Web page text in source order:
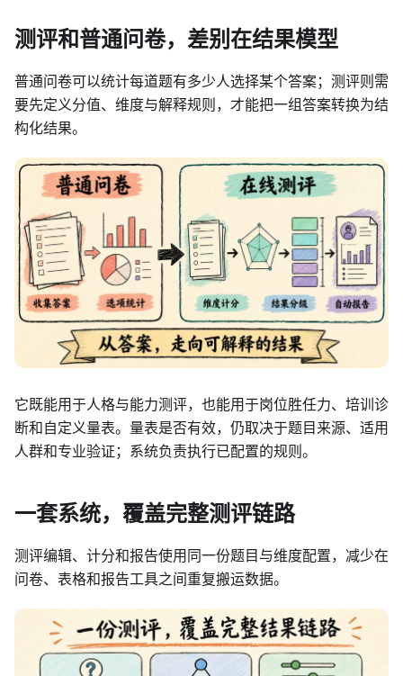
测评和普通问卷，差别在结果模型
普通问卷可以统计每道题有多少人选择某个答案；测评则需
要先定义分值、维度与解释规则，才能把一组答案转换为结
构化结果。
它既能用于人格与能力测评，也能用于岗位胜任力、培训诊
断和自定义量表。量表是否有效，仍取决于题目来源、适用
人群和专业验证；系统负责执行已配置的规则。
一套系统，覆盖完整测评链路
测评编辑、计分和报告使用同一份题目与维度配置，减少在
问卷、表格和报告工具之间重复搬运数据。